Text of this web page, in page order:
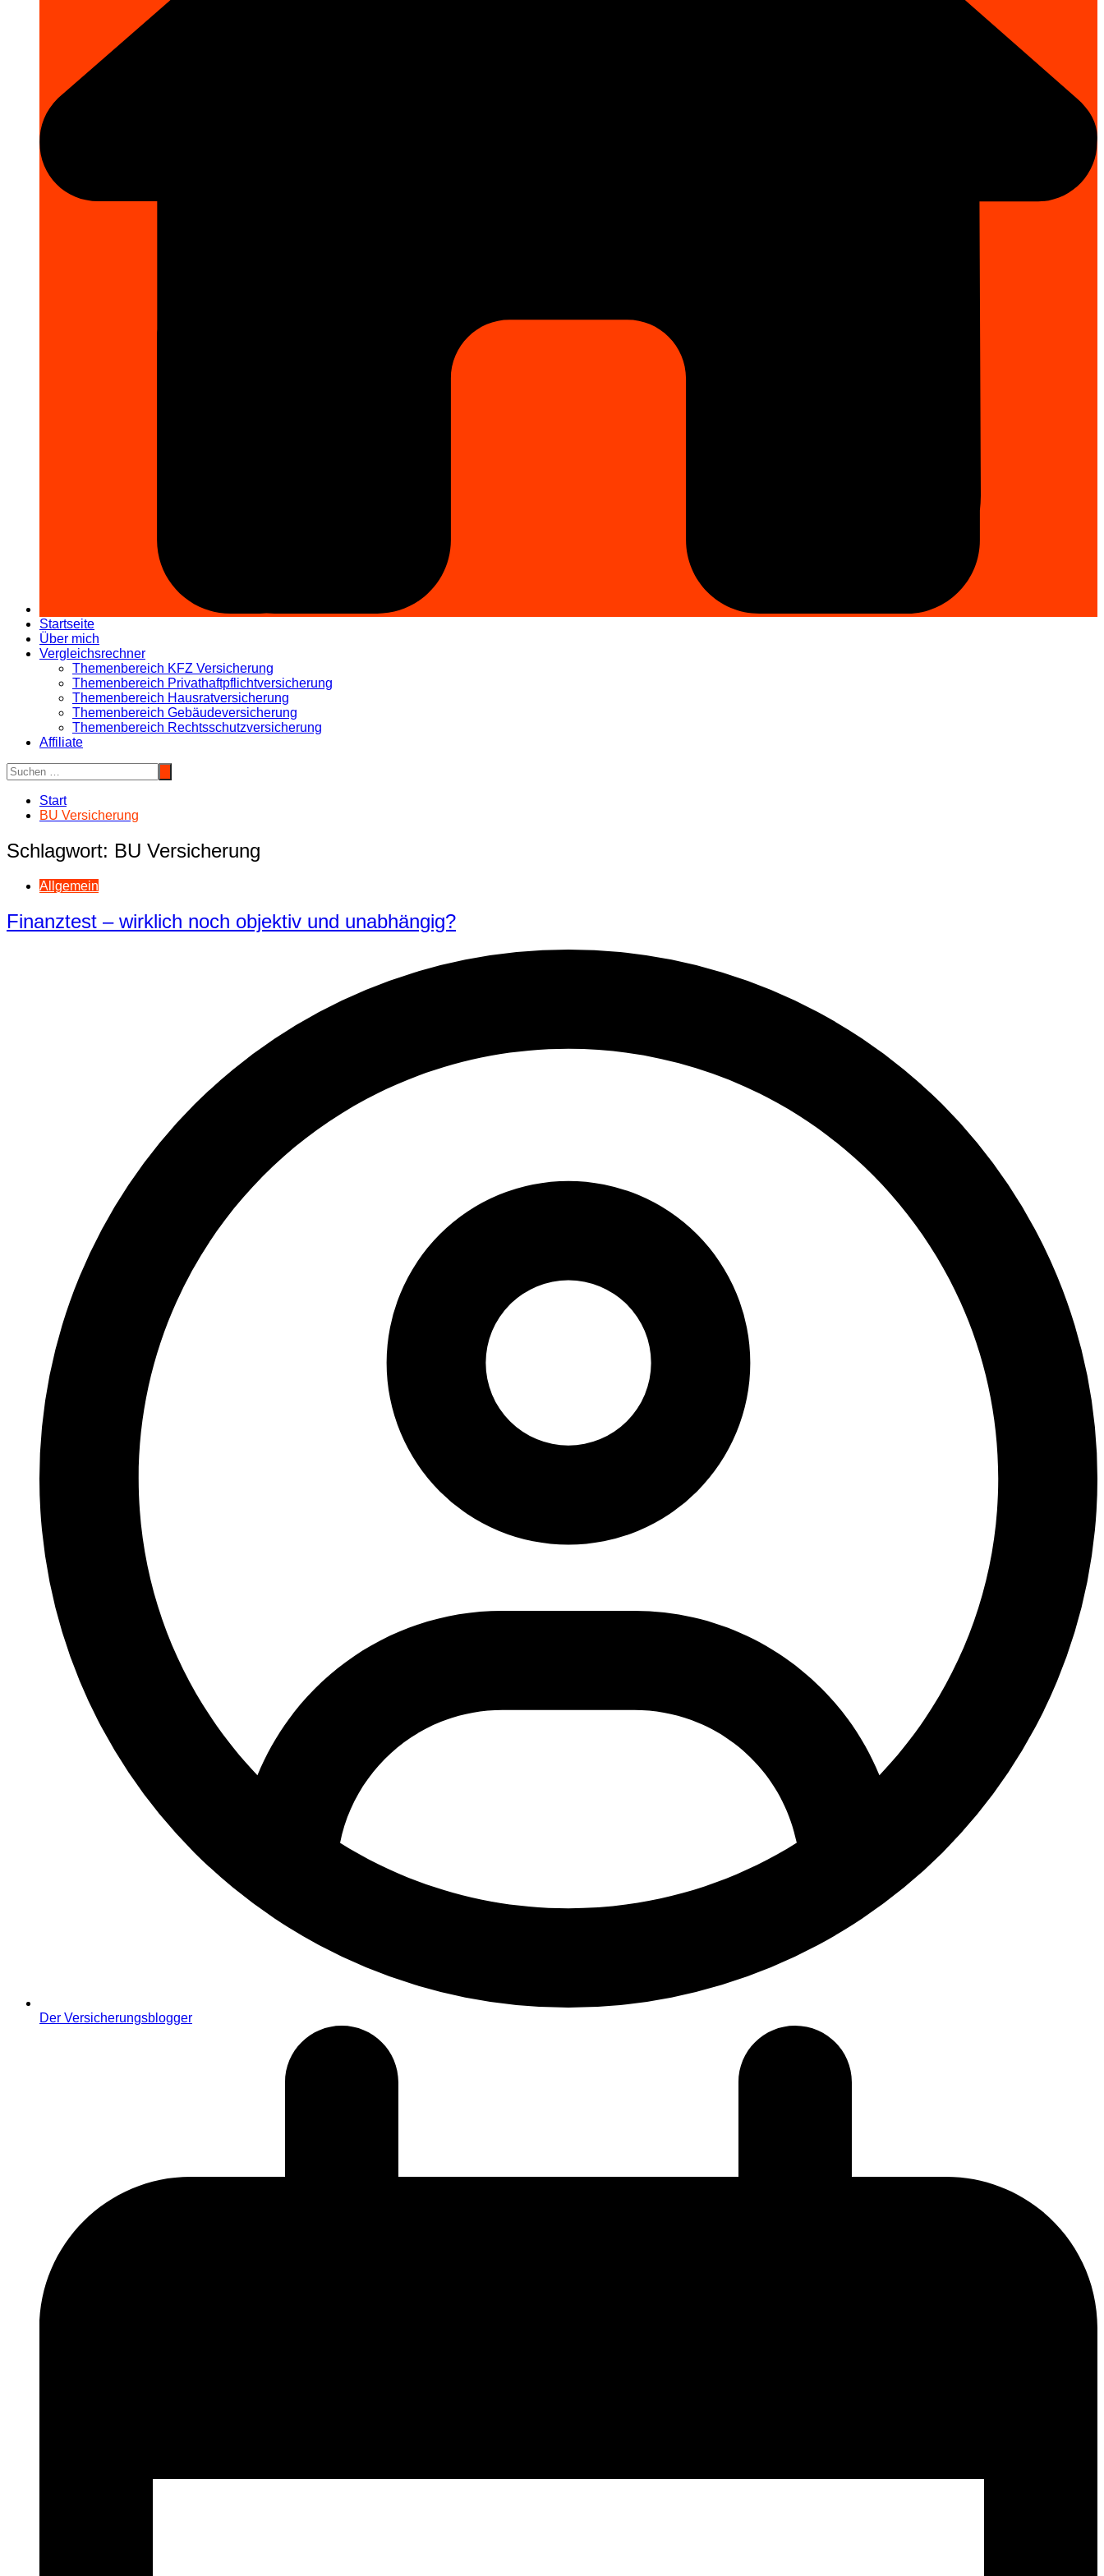
Startseite
Über mich
Vergleichsrechner
Themenbereich KFZ Versicherung
Themenbereich Privathaftpflichtversicherung
Themenbereich Hausratversicherung
Themenbereich Gebäudeversicherung
Themenbereich Rechtsschutzversicherung
Affiliate
Start
BU Versicherung
Schlagwort: BU Versicherung
Allgemein
Finanztest – wirklich noch objektiv und unabhängig?
Der Versicherungsblogger